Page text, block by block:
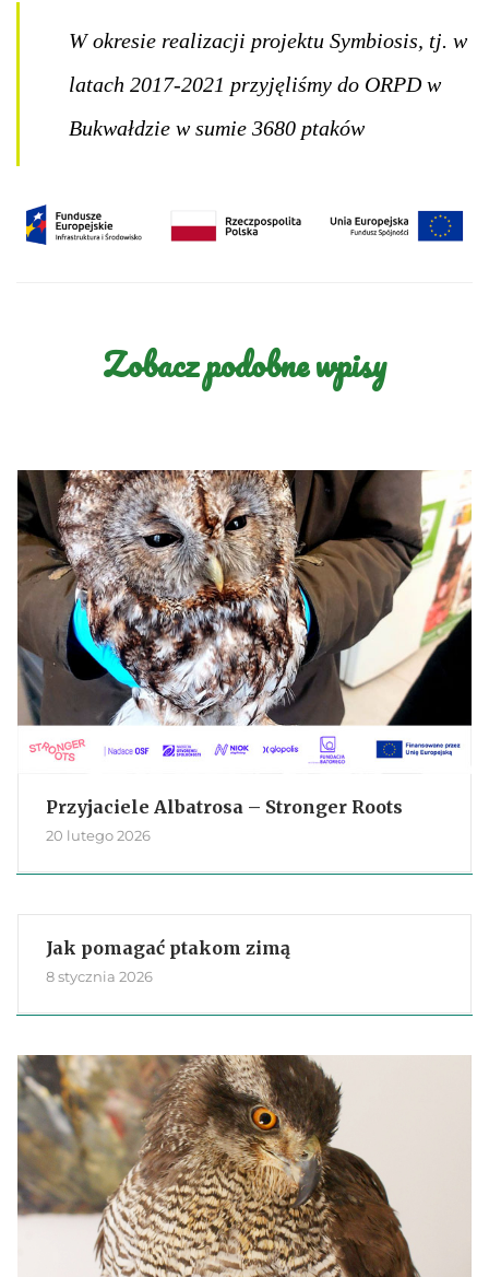
W okresie realizacji projektu Symbiosis, tj. w
latach 2017-2021 przyjęliśmy do ORPD w
Bukwałdzie w sumie 3680 ptaków
Zobacz podobne wpisy
Przyjaciele Albatrosa – Stronger Roots
20 lutego 2026
Jak pomagać ptakom zimą
8 stycznia 2026